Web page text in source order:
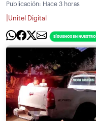
Publicación: Hace 3 horas
Unitel Digital